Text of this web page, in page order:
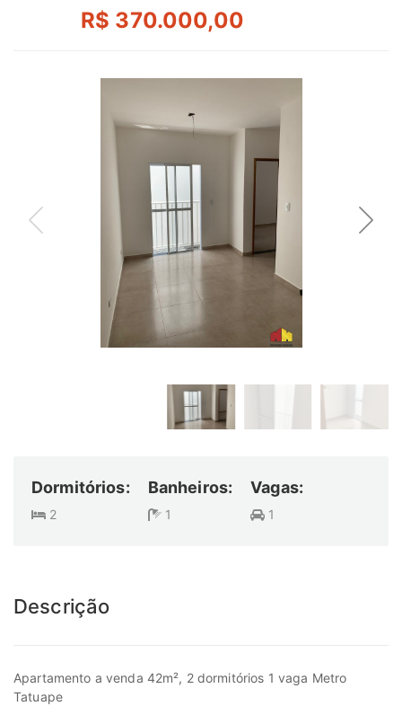
R$ 370.000,00
Dormitórios:
2
Banheiros:
1
Vagas:
1
Descrição
Apartamento a venda 42m², 2 dormitórios 1 vaga Metro
Tatuape